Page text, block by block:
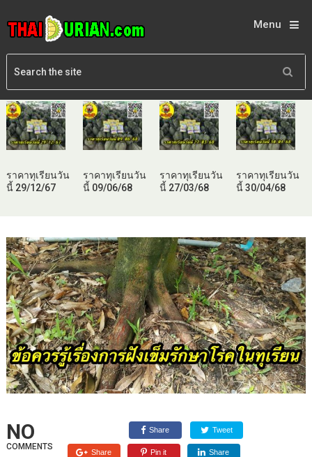
Menu
ราคาทุเรียนวัน
นี้ 29/12/67
ราคาทุเรียนวัน
นี้ 09/06/68
ราคาทุเรียนวัน
นี้ 27/03/68
ราคาทุเรียนวัน
นี้ 30/04/68
NO
COMMENTS
Share Tweet
Share Pin it Share